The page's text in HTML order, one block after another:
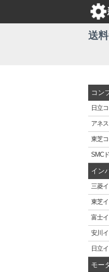
コン
日立
アネ
東芝
SMC
イン
三菱
東芝
富士
安川
日立
モー
送